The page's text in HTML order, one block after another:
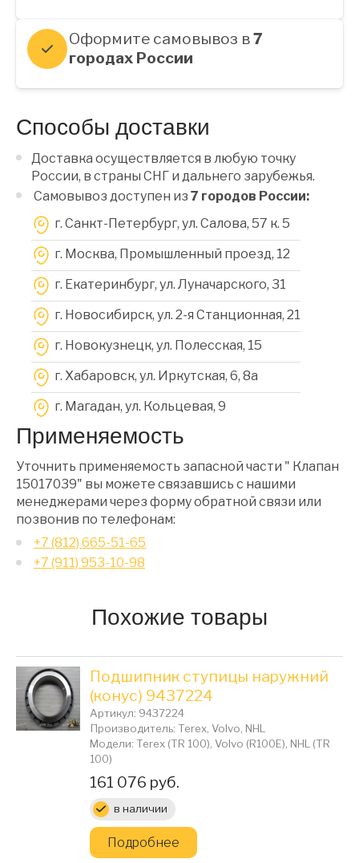
Оформите самовывоз в7
городах России
Способы доставки
Доставка осуществляется в любую точку
России, в страны СНГ и дальнего зарубежья.
Самовывоз доступен из 7 городов России:
г. Санкт-Петербург, ул. Салова, 57 к. 5
г. Москва, Промышленный проезд, 12
г. Екатеринбург, ул. Луначарского, 31
г. Новосибирск, ул. 2-я Станционная, 21
г. Новокузнецк, ул. Полесская, 15
г. Хабаровск, ул. Иркутская, 6, 8a
г. Магадан, ул. Кольцевая, 9
Применяемость
Уточнить применяемость запасной части " Клапан
15017039" вы можете связавшись с нашими
менеджерами через форму обратной связи или
позвонив по телефонам:
+7 (812) 665-51-65
+7 (911) 953-10-98
Похожие товары
Подшипник ступицы наружний
(конус) 9437224
Артикул: 9437224
Производитель: Terex, Volvo, NHL
Модели: Terex (TR 100), Volvo (R100E), NHL (TR
100)
Цена:
161 076 руб.
в наличии
Подробнее